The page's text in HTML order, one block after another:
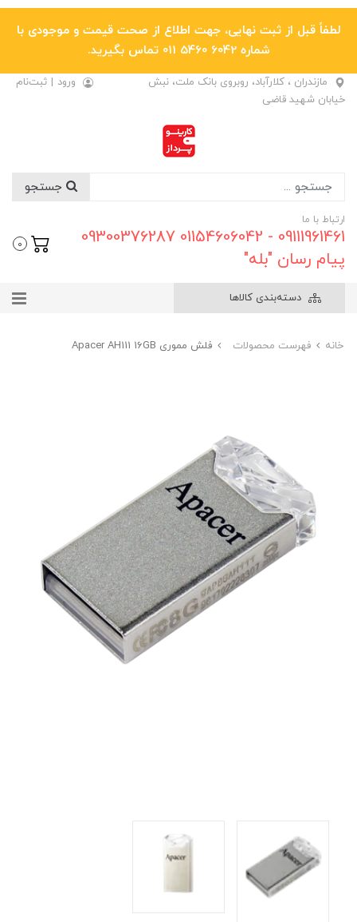
لطفاً قبل از ثبت نهایی، جهت اطلاع از صحت قیمت و موجودی با
شماره 6042 5460 011 تماس بگیرید.
مازندران ، کلارآباد، روبروی بانک ملت، نبش
خیابان شهید قاضی
ورود | ثبت‌نام
ارتباط با ما
09111961461 - 01154606042 09300376287
پیام رسان "بله"
0
دسته‌بندی کالاها
خانه فهرست محصولات فلش مموری Apacer AH111 16GB